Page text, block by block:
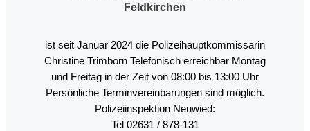
Feldkirchen
ist seit Januar 2024 die Polizeihauptkommissarin
Christine Trimborn Telefonisch erreichbar Montag
und Freitag in der Zeit von 08:00 bis 13:00 Uhr
Persönliche Terminvereinbarungen sind möglich.
Polizeiinspektion Neuwied:
Tel 02631 / 878-131